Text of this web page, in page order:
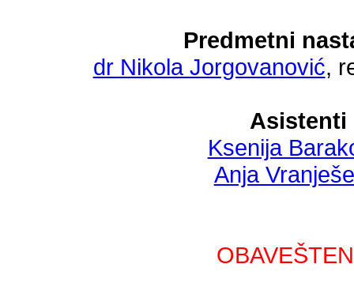
Predmetni
dr Nikola Jorgovanović,
Asistenti
Ksenija
Anja